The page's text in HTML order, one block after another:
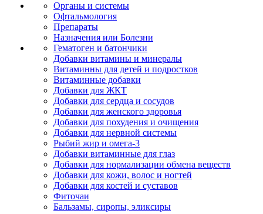
Органы и системы
Офтальмология
Препараты
Назначения или Болезни
Гематоген и батончики
Добавки витамины и минералы
Витаминны для детей и подростков
Витаминные добавки
Добавки для ЖКТ
Добавки для сердца и сосудов
Добавки для женского здоровья
Добавки для похудения и очищения
Добавки для нервной системы
Рыбий жир и омега-3
Добавки витаминные для глаз
Добавки для нормализации обмена веществ
Добавки для кожи, волос и ногтей
Добавки для костей и суставов
Фиточаи
Бальзамы, сиропы, эликсиры